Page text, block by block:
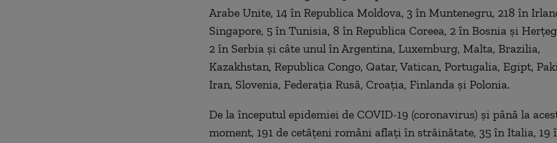
Arabe Unite, 14 în Republica Moldova, 3 în Muntenegru, 218 în
Singapore, 5 în Tunisia, 8 în Republica Coreea, 2 în Bosnia și
2 în Serbia și câte unul în Argentina, Luxemburg, Malta, Brazilia,
Kazakhstan, Republica Congo, Qatar, Vatican, Portugalia, Egipt,
Iran, Slovenia, Federația Rusă, Croația, Finlanda și Polonia.
De la începutul epidemiei de COVID-19 (coronavirus) și până la
moment, 191 de cetățeni români aflați în străinătate, 35 în Italia, 19